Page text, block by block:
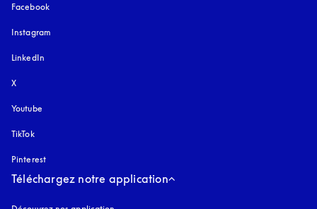
Facebook
Instagram
LinkedIn
X
Youtube
TikTok
Pinterest
Téléchargez notre application